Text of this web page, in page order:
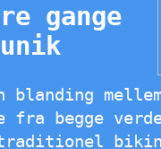
gange
fra begge